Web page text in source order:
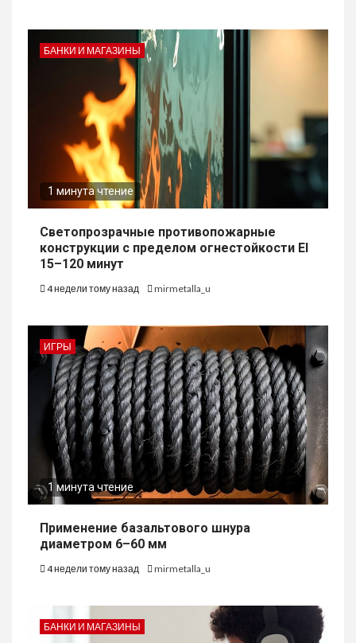
БАНКИ И МАГАЗИНЫ
1 минута чтение
Светопрозрачные противопожарные
конструкции с пределом огнестойкости EI
15–120 минут
4 недели тому назад mirmetalla_u
ИГРЫ
1 минута чтение
Применение базальтового шнура
диаметром 6–60 мм
4 недели тому назад mirmetalla_u
БАНКИ И МАГАЗИНЫ